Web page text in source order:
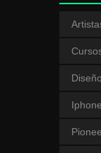
Iphone